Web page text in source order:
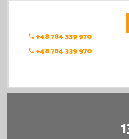
+48 784 339 970
+48 784 339 970